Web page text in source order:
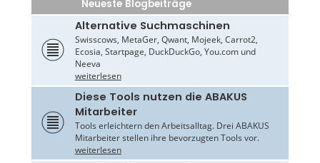
Neueste Blogbeiträge
Alternative Suchmaschinen
Swisscows, MetaGer, Qwant, Mojeek, Carrot2,
Ecosia, Startpage, DuckDuckGo, You.com und
Neeva
weiterlesen
Diese Tools nutzen die ABAKUS
Mitarbeiter
Tools erleichtern den Arbeitsalltag. Drei ABAKUS
Mitarbeiter stellen ihre bevorzugten Tools vor.
weiterlesen